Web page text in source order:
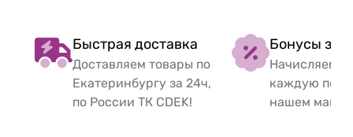
Быстрая доставка
Доставляем товары по
Екатеринбургу за 24ч,
по России ТК CDEK!
Бонусы за
Начисляем
каждую
нашем